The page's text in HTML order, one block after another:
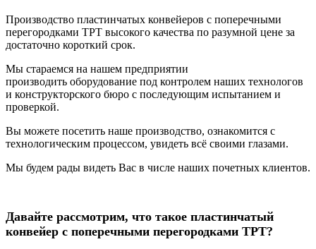
Производство пластинчатых конвейеров с поперечными
перегородками TPT высокого качества по разумной цене за
достаточно короткий срок.
Мы стараемся на нашем предприятии
производить оборудование под контролем наших технологов
и конструкторского бюро с последующим испытанием и
проверкой.
Вы можете посетить наше производство, ознакомится с
технологическим процессом, увидеть всё своими глазами.
Мы будем рады видеть Вас в числе наших почетных клиентов.
Давайте рассмотрим, что такое пластинчатый
конвейер с поперечными перегородками TPT?